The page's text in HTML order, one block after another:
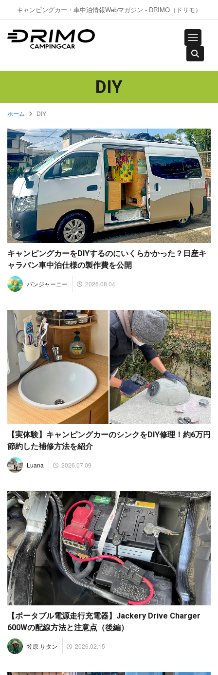
キャンピングカー・車中泊情報Webマガジン - DRIMO（ドリモ）
DIY
ホーム DIY
キャンピングカーをDIYするのにいくらかかった？日産キ
ャラバン車中泊仕様の製作費を公開
バンジャーニー 2026.08.04
【実体験】キャンピングカーのシンクをDIY修理！約6万円
節約した補修方法を紹介
Luana 2026.07.09
【ポータブル電源走行充電器】Jackery Drive Charger
600Wの配線方法と注意点（後編）
笠原 サタン 2026.02.15